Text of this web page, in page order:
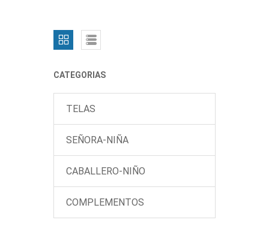
CATEGORIAS
TELAS
SEÑORA-NIÑA
CABALLERO-NIÑO
COMPLEMENTOS